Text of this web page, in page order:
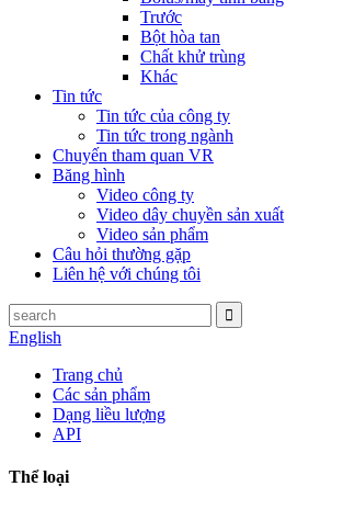
Trước
Bột hòa tan
Chất khử trùng
Khác
Tin tức
Tin tức của công ty
Tin tức trong ngành
Chuyến tham quan VR
Băng hình
Video công ty
Video dây chuyền sản xuất
Video sản phẩm
Câu hỏi thường gặp
Liên hệ với chúng tôi
English
Trang chủ
Các sản phẩm
Dạng liều lượng
API
Thể loại